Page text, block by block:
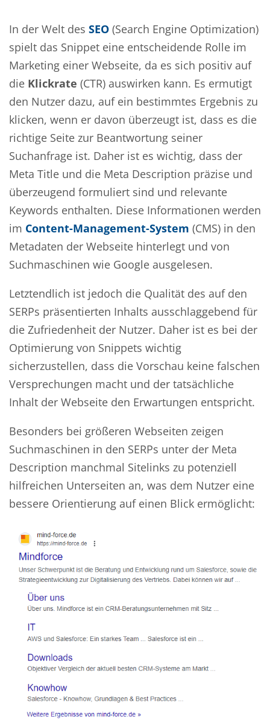
In der Welt des SEO (Search Engine Optimization)
spielt das Snippet eine entscheidende Rolle im
Marketing einer Webseite, da es sich positiv auf
die Klickrate (CTR) auswirken kann. Es ermutigt
den Nutzer dazu, auf ein bestimmtes Ergebnis zu
klicken, wenn er davon überzeugt ist, dass es die
richtige Seite zur Beantwortung seiner
Suchanfrage ist. Daher ist es wichtig, dass der
Meta Title und die Meta Description präzise und
überzeugend formuliert sind und relevante
Keywords enthalten. Diese Informationen werden
im Content-Management-System (CMS) in den
Metadaten der Webseite hinterlegt und von
Suchmaschinen wie Google ausgelesen.
Letztendlich ist jedoch die Qualität des auf den
SERPs präsentierten Inhalts ausschlaggebend für
die Zufriedenheit der Nutzer. Daher ist es bei der
Optimierung von Snippets wichtig
sicherzustellen, dass die Vorschau keine falschen
Versprechungen macht und der tatsächliche
Inhalt der Webseite den Erwartungen entspricht.
Besonders bei größeren Webseiten zeigen
Suchmaschinen in den SERPs unter der Meta
Description manchmal Sitelinks zu potenziell
hilfreichen Unterseiten an, was dem Nutzer eine
bessere Orientierung auf einen Blick ermöglicht: